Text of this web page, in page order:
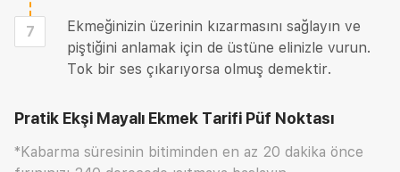
7
Ekmeğinizin üzerinin kızarmasını sağlayın ve
piştiğini anlamak için de üstüne elinizle vurun.
Tok bir ses çıkarıyorsa olmuş demektir.
Pratik Ekşi Mayalı Ekmek Tarifi Püf Noktası
*Kabarma süresinin bitiminden en az 20 dakika önce